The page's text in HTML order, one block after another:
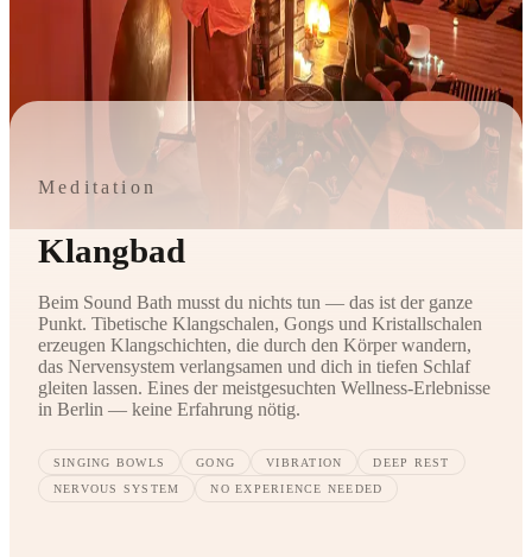
Meditation
Klangbad
Beim Sound Bath musst du nichts tun — das ist der ganze
Punkt. Tibetische Klangschalen, Gongs und Kristallschalen
erzeugen Klangschichten, die durch den Körper wandern,
das Nervensystem verlangsamen und dich in tiefen Schlaf
gleiten lassen. Eines der meistgesuchten Wellness-Erlebnisse
in Berlin — keine Erfahrung nötig.
SINGING BOWLS GONG VIBRATION DEEP REST
NERVOUS SYSTEM NO EXPERIENCE NEEDED